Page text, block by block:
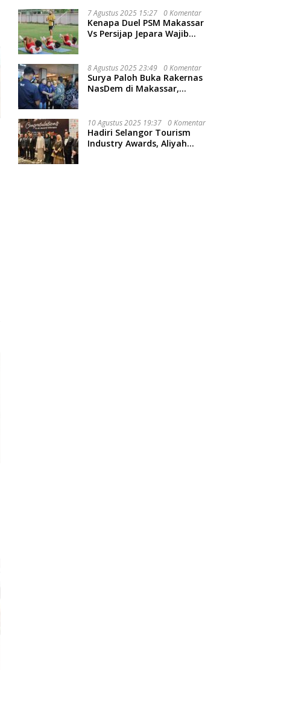
7 Agustus 2025 15:27 0 Komentar
Kenapa Duel PSM Makassar
Vs Persijap Jepara Wajib
8 Agustus 2025 23:49 0 Komentar
Surya Paloh Buka Rakernas
NasDem di Makassar,
10 Agustus 2025 19:37 0 Komentar
Hadiri Selangor Tourism
Industry Awards, Aliyah